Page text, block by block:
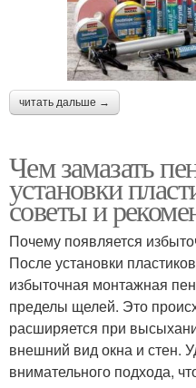
читать дальше →
Чем замазать
установки
советы и
Почему появляется
После установки
избыточная монтажная
пределы щелей. Это
расширяется при
внешний вид окна и стен.
внимательного подхода,